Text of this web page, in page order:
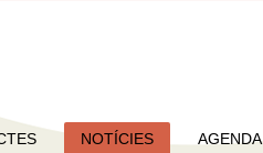
NOTÍCIES AGENDA